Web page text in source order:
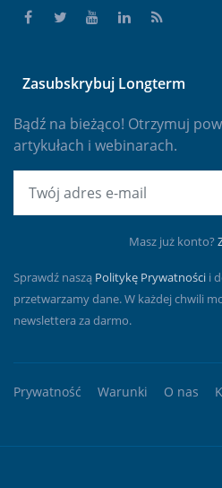
Zasubskrybuj Longterm
Bądź na bieżąco! Otrzymuj
artykułach i webinarach.
Masz już konto?
Sprawdź naszą Politykę Prywatności i
przetwarzamy dane. W każdej chwili
newslettera za darmo.
Prywatność Warunki O nas